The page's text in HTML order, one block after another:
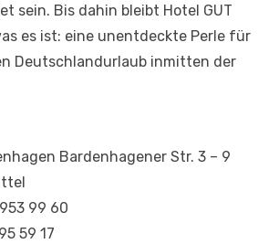
sein. Bis dahin bleibt Hotel GUT
es ist: eine unentdeckte Perle für
Deutschlandurlaub inmitten der
Bardenhagener Str. 3 – 9
99 60
59 17